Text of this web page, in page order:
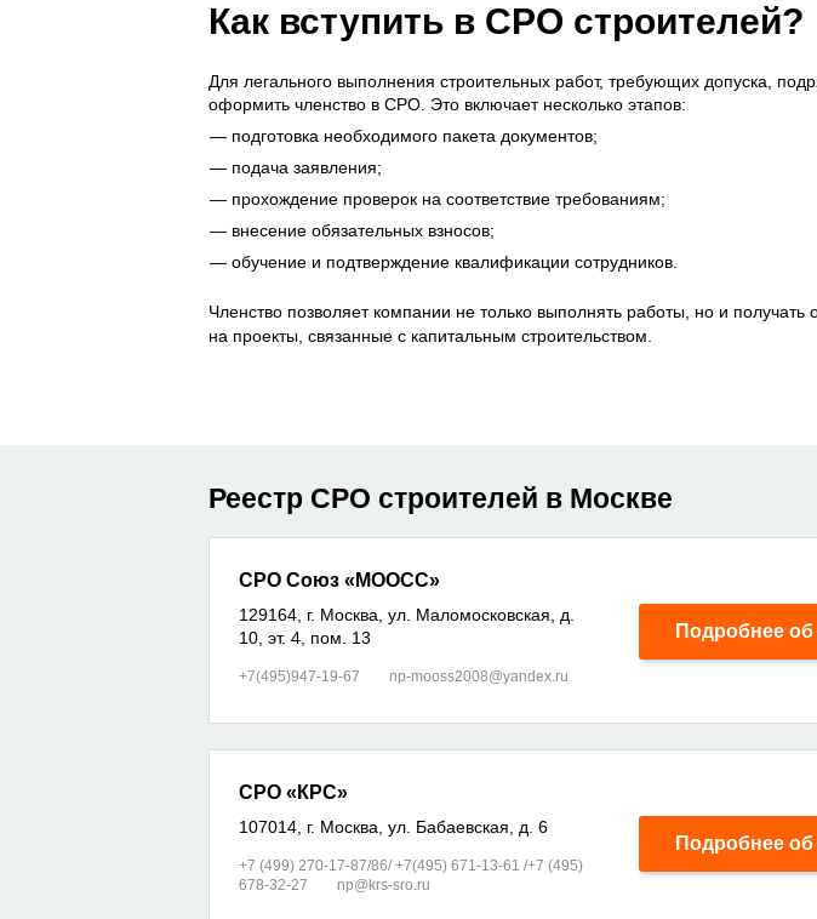
Как вступить в СРО строителей?
Для легального выполнения строительных работ, требующих допуска,
оформить членство в СРО. Это включает несколько этапов:
подготовка необходимого пакета документов;
подача заявления;
прохождение проверок на соответствие требованиям;
внесение обязательных взносов;
обучение и подтверждение квалификации сотрудников.
Членство позволяет компании не только выполнять работы, но и
на проекты, связанные с капитальным строительством.
Реестр СРО строителей в Москве
СРО Союз «МООСС»
Подробнее
129164, г. Москва, ул. Маломосковская, д.
10, эт. 4, пом. 13
+7(495)947-19-67 np-mooss2008@yandex.ru
СРО «КРС»
Подробнее
107014, г. Москва, ул. Бабаевская, д. 6
+7 (499) 270-17-87/86/ +7(495) 671-13-61 /+7 (495)
678-32-27
np@krs-sro.ru